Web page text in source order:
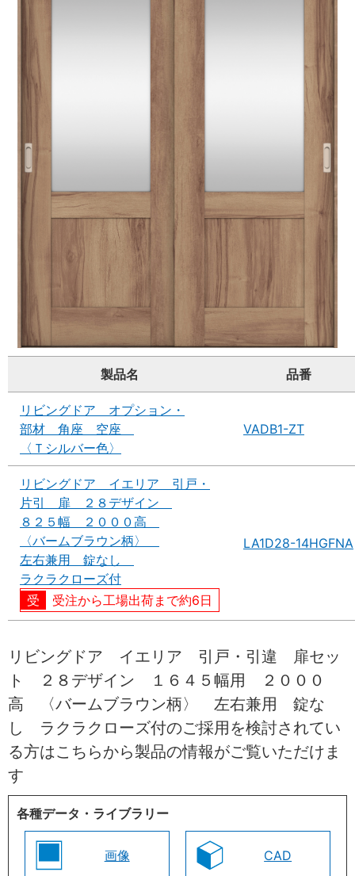
製品名 品番
リビングドア オプション・
部材 角座 空座
〈Ｔシルバー色〉
VADB1-ZT
リビングドア イエリア 引戸・
片引 扉 ２８デザイン
８２５幅 ２０００高
〈バームブラウン柄〉
左右兼用 錠なし
ラクラクローズ付
受注から工場出荷まで約6日
LA1D28-14HGFNA
リビングドア イエリア 引戸・引違 扉セッ
ト ２８デザイン １６４５幅用 ２０００
高 〈バームブラウン柄〉 左右兼用 錠な
し ラクラクローズ付のご採用を検討されてい
る方はこちらから製品の情報がご覧いただけま
す
各種データ・ライブラリー
画像 CAD